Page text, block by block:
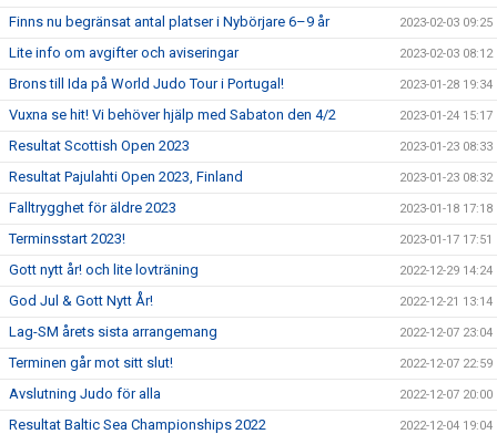
Finns nu begränsat antal platser i Nybörjare 6–9 år 2023-02-03 09:25
Lite info om avgifter och aviseringar 2023-02-03 08:12
Brons till Ida på World Judo Tour i Portugal! 2023-01-28 19:34
Vuxna se hit! Vi behöver hjälp med Sabaton den 4/2 2023-01-24 15:17
Resultat Scottish Open 2023 2023-01-23 08:33
Resultat Pajulahti Open 2023, Finland 2023-01-23 08:32
Falltrygghet för äldre 2023 2023-01-18 17:18
Terminsstart 2023! 2023-01-17 17:51
Gott nytt år! och lite lovträning 2022-12-29 14:24
God Jul & Gott Nytt År! 2022-12-21 13:14
Lag-SM årets sista arrangemang 2022-12-07 23:04
Terminen går mot sitt slut! 2022-12-07 22:59
Avslutning Judo för alla 2022-12-07 20:00
Resultat Baltic Sea Championships 2022 2022-12-04 19:04